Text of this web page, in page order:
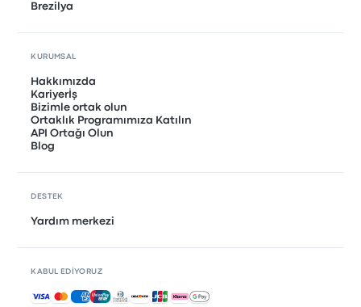
Brezilya
KURUMSAL
Hakkımızda
Kariyerİş
Bizimle ortak olun
Ortaklık Programımıza Katılın
API Ortağı Olun
Blog
DESTEK
Yardım merkezi
KABUL EDIYORUZ
Kabul edilen ödemeler